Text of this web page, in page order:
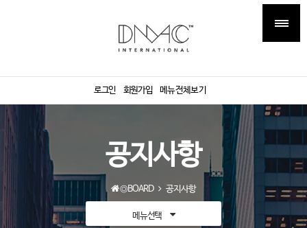
로그인 회원가입 메뉴전체보기
공지사항
◎BOARD 공지사항
메뉴선택